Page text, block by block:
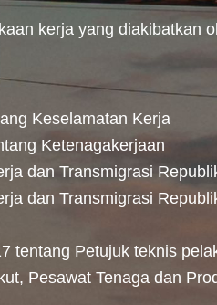
kerja yang diakibatkan
Keselamatan Kerja
Ketenagakerjaan
dan Transmigrasi
dan Transmigrasi
tentang Petujuk teknis
Pesawat Tenaga dan